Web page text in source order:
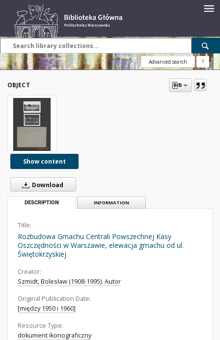
Advanced search ?
OBJECT
Show content
Download
DESCRIPTION INFORMATION
Title:
Rozbudowa Gmachu Centrali Powszechnej Kasy
Oszczędności w Warszawie, elewacja gmachu od ul.
Świętokrzyskiej
Creator:
Szmidt, Bolesław (1908-1995). Autor
Original Publication Date:
[między 1950 i 1960]
Resource Type:
dokument ikonograficzny